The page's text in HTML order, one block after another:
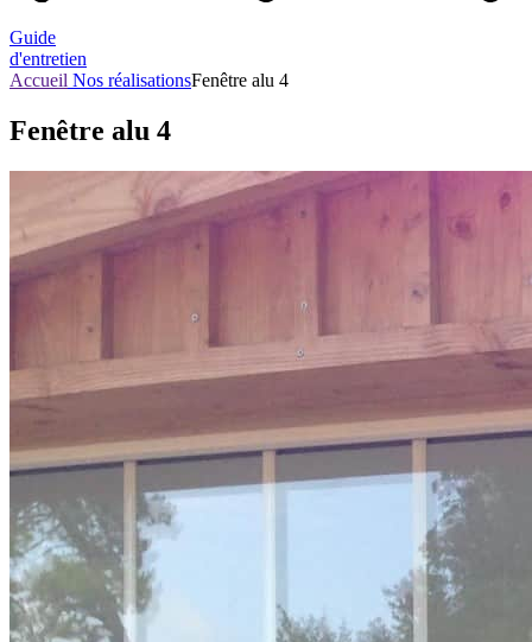
Guide
d'entretien
Accueil Nos réalisationsFenêtre alu 4
Fenêtre alu 4